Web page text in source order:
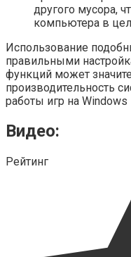
другого мусора,
компьютера в
Использование
правильными
функций может
производительность
работы игр на Windows
Видео:
Рейтинг